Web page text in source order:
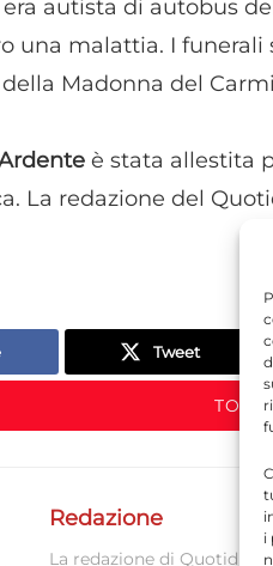
i
autista di autobus
una malattia. I funerali
Madonna del
è stata allestita
La redazione del
Tweet
Redazione
La redazione di